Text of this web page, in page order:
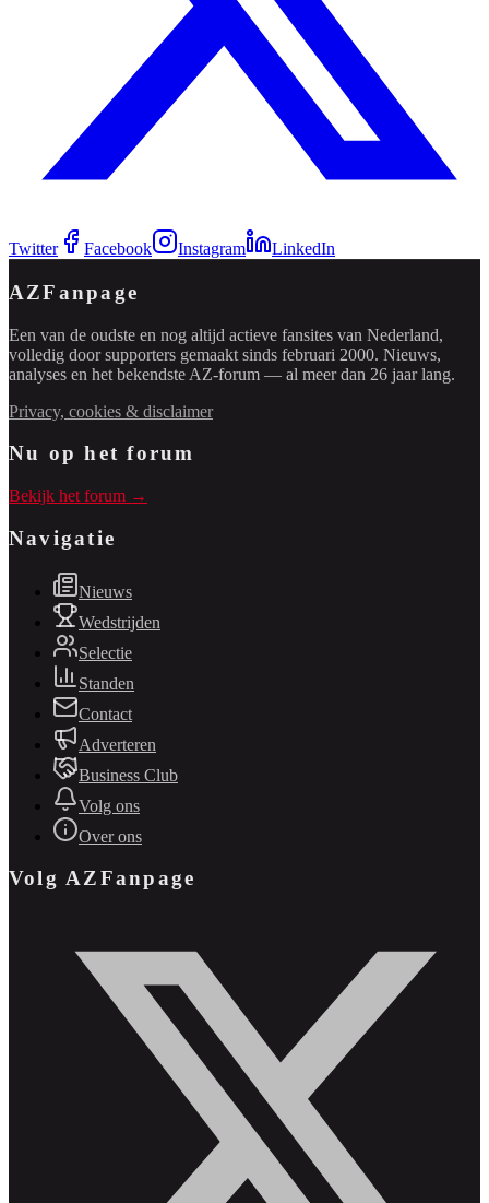
Twitter Facebook Instagram LinkedIn
AZFanpage
Een van de oudste en nog altijd actieve fansites van Nederland,
volledig door supporters gemaakt sinds februari 2000. Nieuws,
analyses en het bekendste AZ-forum — al meer dan 26 jaar lang.
Privacy, cookies & disclaimer
Nu op het forum
Bekijk het forum →
Navigatie
Nieuws
Wedstrijden
Selectie
Standen
Contact
Adverteren
Business Club
Volg ons
Over ons
Volg AZFanpage